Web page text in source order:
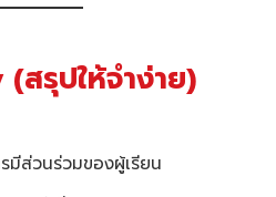
สรุปให้จำง่าย)
มีส่วนร่วมของผู้เรียน